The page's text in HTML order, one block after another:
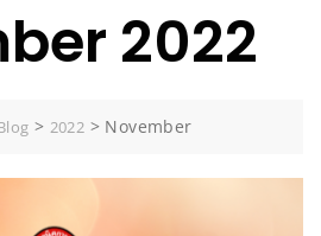
2022
> 2022 > November